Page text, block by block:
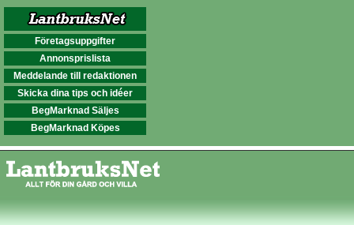
Företagsuppgifter
Annonsprislista
Meddelande till redaktionen
Skicka dina tips och idéer
BegMarknad Säljes
BegMarknad Köpes